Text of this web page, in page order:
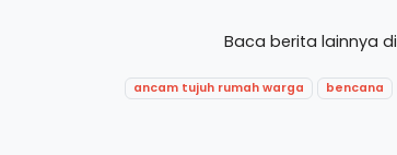
Baca berita lainnya di
ancam tujuh rumah warga bencana